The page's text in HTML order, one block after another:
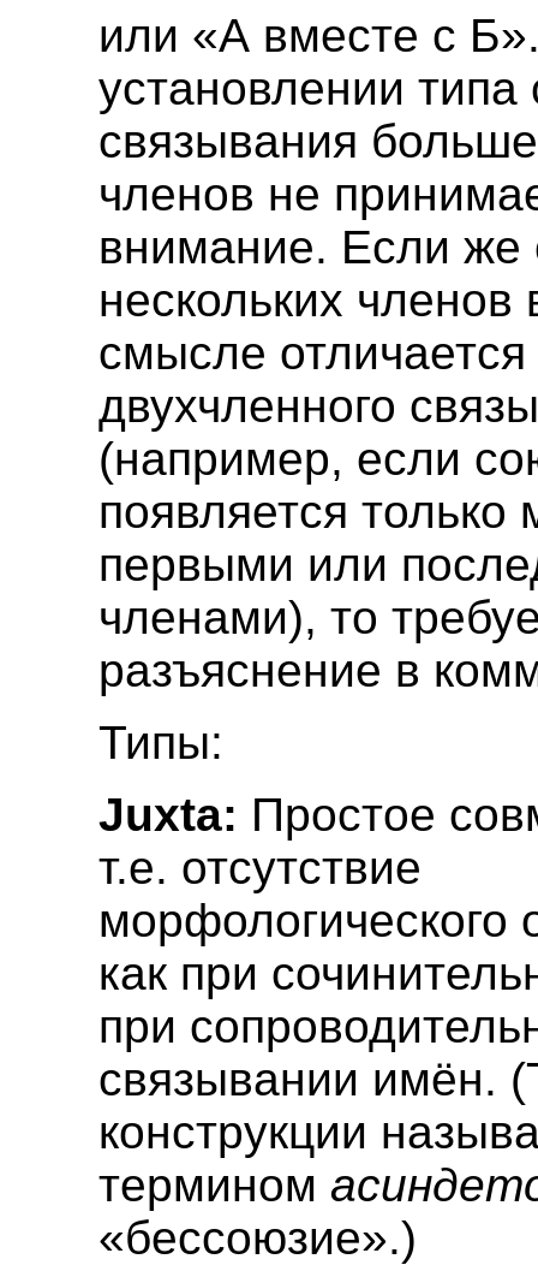
или «А вместе с
установлении типа
связывания
членов не
внимание. Если же
нескольких членов
смысле отличается
двухчленного
(например, если
появляется только
первыми или
членами), то
разъяснение в
Типы:
Juxta: Простое
т.е. отсутствие
морфологического
как при
при
связывании имён.
конструкции
термином
«бессоюзие».)